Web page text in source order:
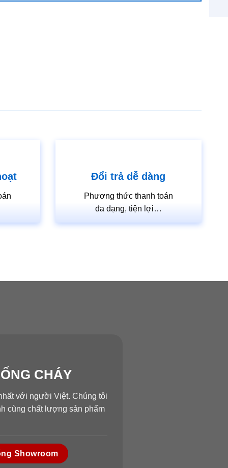
Đổi trả dễ dàng
Phương thức thanh toán
đa dạng, tiện lợi…
CHÁY
với người Việt. Chúng tôi
cùng chất lượng sản phẩm
Showroom